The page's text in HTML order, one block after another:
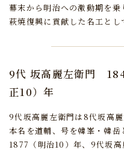
幕末から明治への激動期を乗
萩焼復興に貢献した名工とし
9代 坂高麗左衛門
正10）年
9代坂高麗左衛門は8代坂高
本名を道輔、号を韓峯・韓岳
1877（明治10）年、9代坂高